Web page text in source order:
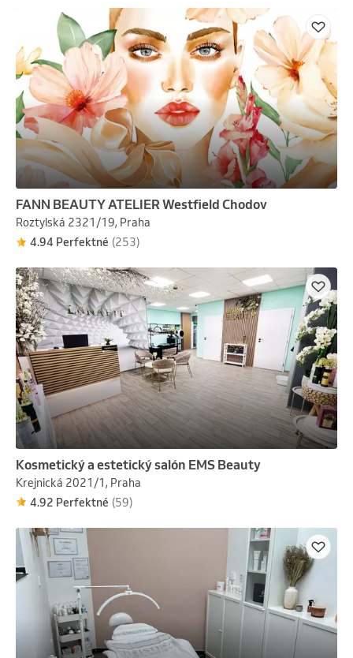
FANN BEAUTY ATELIER Westfield Chodov
Roztylská 2321/19, Praha
4.94 Perfektné (253)
Kosmetický a estetický salón EMS Beauty
Krejnická 2021/1, Praha
4.92 Perfektné (59)